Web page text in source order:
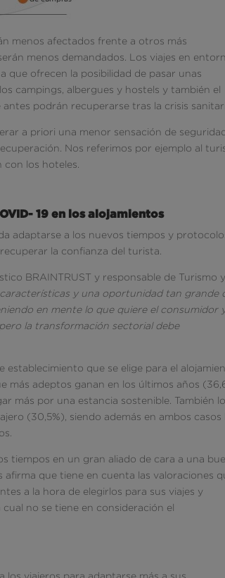
menos afectados frente a otros más
menos demandados. Los viajes en
que ofrecen la posibilidad de pasar unas
campings, albergues y hostels y también el
podrán recuperarse tras la crisis
a priori una menor sensación de
Nos referimos por ejemplo al
los hoteles.
19 en los alojamientos
adaptarse a los nuevos tiempos y
la confianza del turista.
BRAINTRUST y responsable de Turismo y
y una oportunidad tan grande
en mente lo que quiere el consumidor
la transformación sectorial debe
que se elige para el
más adeptos ganan en los últimos años
más por una estancia sostenible. También
(30,5%), siendo además en ambos casos
tiempos en un gran aliado de cara a una
afirma que tiene en cuenta las valoraciones
a la hora de elegirlos para sus viajes y
no se tiene en consideración el
viajeros para adaptarse más a sus